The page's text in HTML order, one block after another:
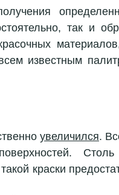
так и
известным
увеличился.
краски